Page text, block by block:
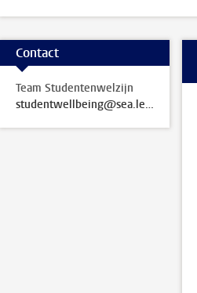
Contact
Team Studentenwelzijn
studentwellbeing@sea.leidenuniv.nl